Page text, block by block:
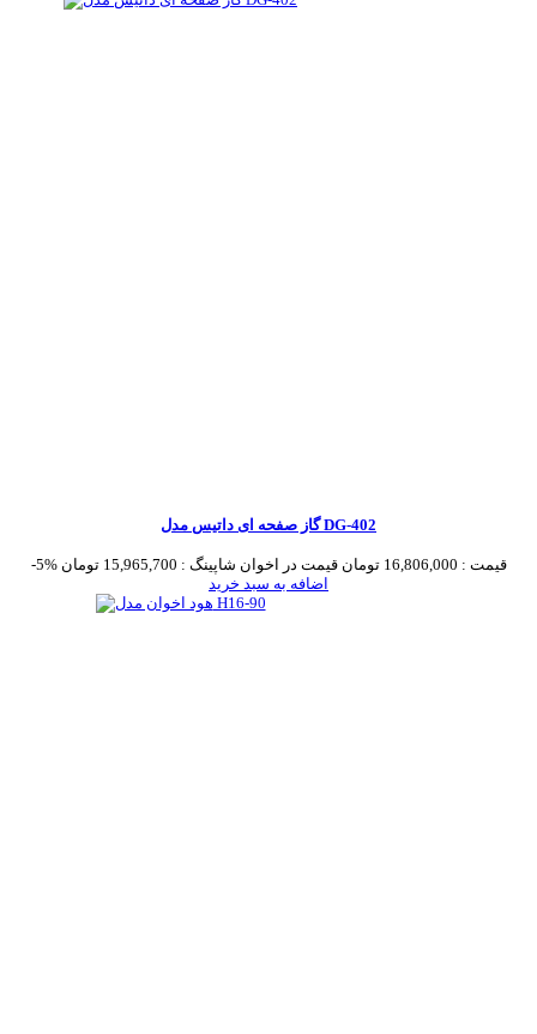
گاز صفحه ای داتیس مدل DG-402
-5% قیمت : 16,806,000 تومان قیمت در اخوان شاپینگ : 15,965,700 تومان
اضافه به سبد خرید